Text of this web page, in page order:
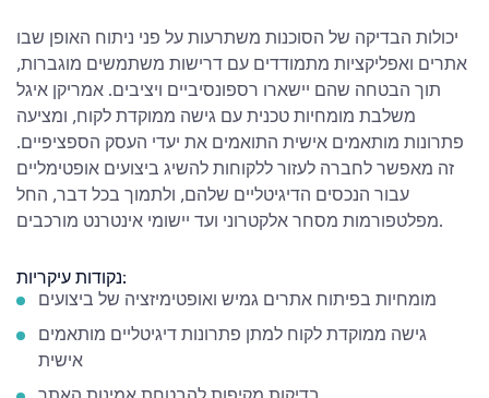
יכולות הבדיקה של הסוכנות משתרעות על פני ניתוח האופן שבו
אתרים ואפליקציות מתמודדים עם דרישות משתמשים מוגברות,
תוך הבטחה שהם יישארו רספונסיביים ויציבים. אמריקן איגל
משלבת מומחיות טכנית עם גישה ממוקדת לקוח, ומציעה
פתרונות מותאמים אישית התואמים את יעדי העסק הספציפיים.
זה מאפשר לחברה לעזור ללקוחות להשיג ביצועים אופטימליים
עבור הנכסים הדיגיטליים שלהם, ולתמוך בכל דבר, החל
מפלטפורמות מסחר אלקטרוני ועד יישומי אינטרנט מורכבים.
נקודות עיקריות:
גישה ממוקדת לקוח למתן פתרונות דיגיטליים מותאמים